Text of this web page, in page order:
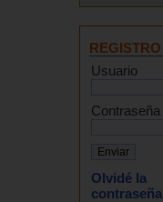
REGISTRO
Usuario
Contraseña
Olvidé la
contraseña